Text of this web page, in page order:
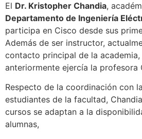
El Dr. Kristopher Chandia,
Departamento de Ingeniería
participa en Cisco desde sus
Además de ser instructor,
contacto principal de la
anteriormente ejercía la profesora
Respecto de la coordinación con
estudiantes de la facultad,
cursos se adaptan a la
alumnas,